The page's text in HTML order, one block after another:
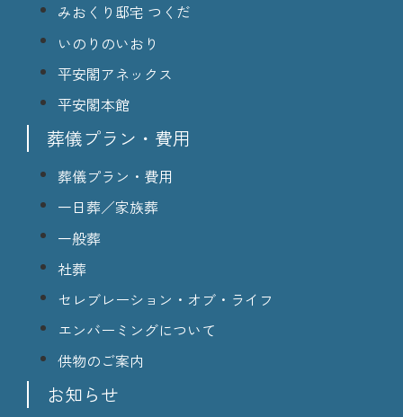
みおくり邸宅 つくだ
いのりのいおり
平安閣アネックス
平安閣本館
葬儀プラン・費用
葬儀プラン・費用
一日葬／家族葬
一般葬
社葬
セレブレーション・オブ・ライフ
エンバーミングについて
供物のご案内
お知らせ